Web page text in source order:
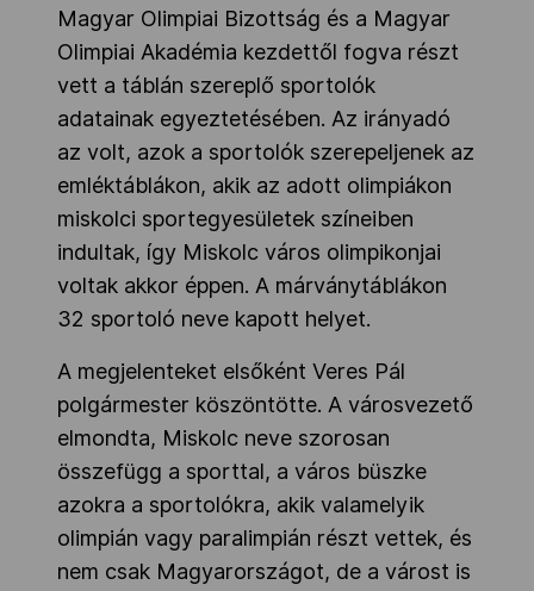
Magyar Olimpiai Bizottság és a Magyar
Olimpiai Akadémia kezdettől fogva részt
vett a táblán szereplő sportolók
adatainak egyeztetésében. Az irányadó
az volt, azok a sportolók szerepeljenek az
emléktáblákon, akik az adott olimpiákon
miskolci sportegyesületek színeiben
indultak, így Miskolc város olimpikonjai
voltak akkor éppen. A márványtáblákon
32 sportoló neve kapott helyet.
A megjelenteket elsőként Veres Pál
polgármester köszöntötte. A városvezető
elmondta, Miskolc neve szorosan
összefügg a sporttal, a város büszke
azokra a sportolókra, akik valamelyik
olimpián vagy paralimpián részt vettek, és
nem csak Magyarországot, de a várost is